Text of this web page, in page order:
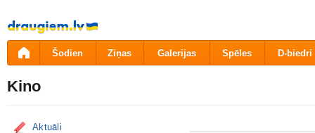
Pāriet
uz
saturu
Šodien Ziņas Galerijas Spēles D-biedri
Kino
Aktuāli